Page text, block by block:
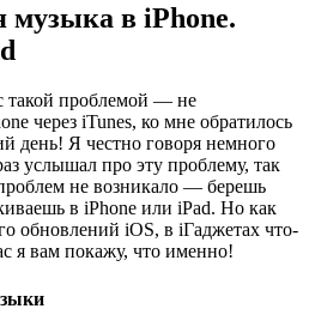
музыка в iPhone.
такой проблемой — не
через iTunes, ко мне обратилось
день! Я честно говоря немного
услышал про эту проблему, так
не возникало — берешь
в iPhone или iPad. Но как
обновлений iOS, в iГаджетах что-
я вам покажу, что именно!